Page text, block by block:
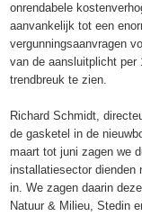
onrendabele
aanvankelijk tot een
vergunningsaanvragen
van de aansluitplicht per
trendbreuk te zien.
Richard Schmidt,
de gasketel in de
maart tot juni zagen we
installatiesector dienden
in. We zagen daarin
Natuur & Milieu, Stedin